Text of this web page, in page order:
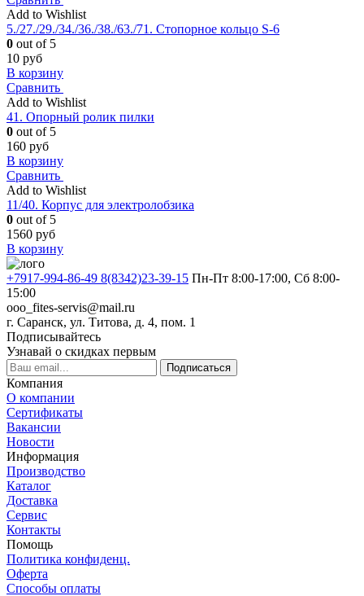
Add to Wishlist
5./27./29./34./36./38./63./71. Стопорное кольцо S-6
0 out of 5
10 руб
В корзину
Сравнить
Add to Wishlist
41. Опорный ролик пилки
0 out of 5
160 руб
В корзину
Сравнить
Add to Wishlist
11/40. Корпус для электролобзика
0 out of 5
1560 руб
В корзину
+7917-994-86-49 8(8342)23-39-15 Пн-Пт 8:00-17:00, Сб 8:00-
15:00
ooo_fites-servis@mail.ru
г. Саранск, ул. Титова, д. 4, пом. 1
Подписывайтесь
Узнавай о скидках первым
Подписаться
Компания
О компании
Сертификаты
Вакансии
Новости
Информация
Производство
Каталог
Доставка
Сервис
Контакты
Помощь
Политика конфиденц.
Оферта
Способы оплаты